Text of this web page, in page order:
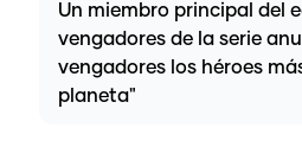
Un miembro principal del
vengadores de la serie
vengadores los héroes
planeta"